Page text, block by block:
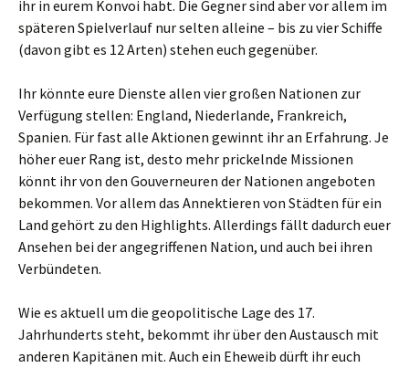
ihr in eurem Konvoi habt. Die Gegner sind aber vor allem im
späteren Spielverlauf nur selten alleine – bis zu vier Schiffe
(davon gibt es 12 Arten) stehen euch gegenüber.
Ihr könnte eure Dienste allen vier großen Nationen zur
Verfügung stellen: England, Niederlande, Frankreich,
Spanien. Für fast alle Aktionen gewinnt ihr an Erfahrung. Je
höher euer Rang ist, desto mehr prickelnde Missionen
könnt ihr von den Gouverneuren der Nationen angeboten
bekommen. Vor allem das Annektieren von Städten für ein
Land gehört zu den Highlights. Allerdings fällt dadurch euer
Ansehen bei der angegriffenen Nation, und auch bei ihren
Verbündeten.
Wie es aktuell um die geopolitische Lage des 17.
Jahrhunderts steht, bekommt ihr über den Austausch mit
anderen Kapitänen mit. Auch ein Eheweib dürft ihr euch